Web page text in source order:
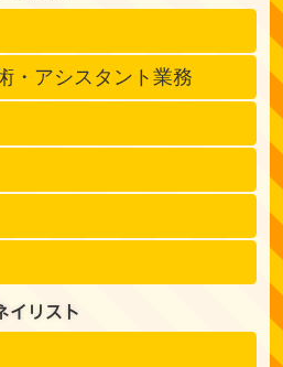
・アシスタント業務
イリスト